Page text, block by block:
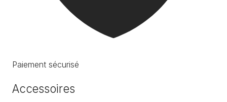
Paiement sécurisé
Accessoires